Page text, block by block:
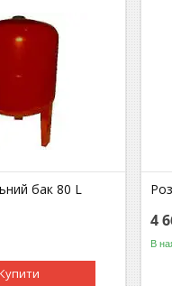
бак 80 L
4
В